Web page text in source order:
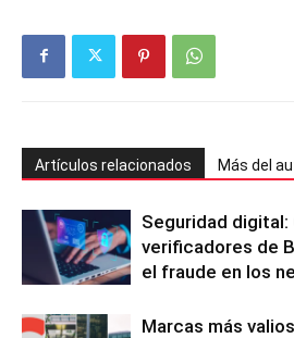
Artículos relacionados Más del
Seguridad digital:
verificadores de
el fraude en los
Marcas más